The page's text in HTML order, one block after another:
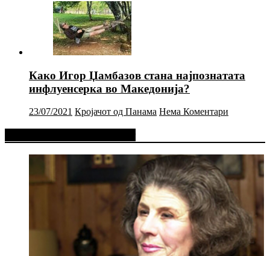
Како Игор Џамбазов стана најпознатата
инфлуенсерка во Македонија?
23/07/2021 Кројачот од Панама Нема Коментари